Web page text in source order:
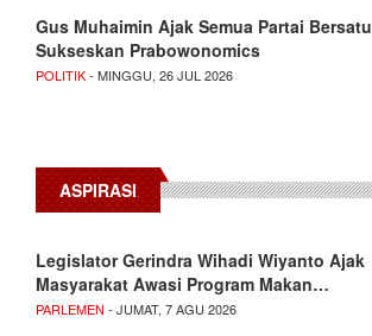
Gus Muhaimin Ajak Semua Partai Bersatu
Sukseskan Prabowonomics
POLITIK- MINGGU, 26 JUL 2026
ASPIRASI
Legislator Gerindra Wihadi Wiyanto Ajak
Masyarakat Awasi Program Makan…
PARLEMEN - JUMAT, 7 AGU 2026